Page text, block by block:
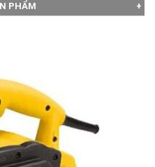
PHẨM
(2)
Stanley
(1)